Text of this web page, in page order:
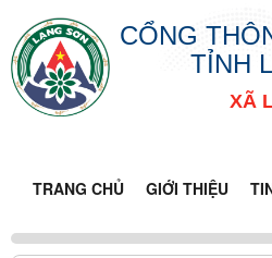
CỔNG
TỈNH
XÃ
TRANG CHỦ GIỚI THIỆU